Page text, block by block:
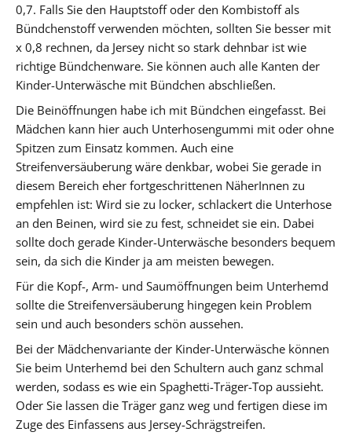
0,7. Falls Sie den Hauptstoff oder den Kombistoff als
Bündchenstoff verwenden möchten, sollten Sie besser mit
x 0,8 rechnen, da Jersey nicht so stark dehnbar ist wie
richtige Bündchenware. Sie können auch alle Kanten der
Kinder-Unterwäsche mit Bündchen abschließen.
Die Beinöffnungen habe ich mit Bündchen eingefasst. Bei
Mädchen kann hier auch Unterhosengummi mit oder ohne
Spitzen zum Einsatz kommen. Auch eine
Streifenversäuberung wäre denkbar, wobei Sie gerade in
diesem Bereich eher fortgeschrittenen NäherInnen zu
empfehlen ist: Wird sie zu locker, schlackert die Unterhose
an den Beinen, wird sie zu fest, schneidet sie ein. Dabei
sollte doch gerade Kinder-Unterwäsche besonders bequem
sein, da sich die Kinder ja am meisten bewegen.
Für die Kopf-, Arm- und Saumöffnungen beim Unterhemd
sollte die Streifenversäuberung hingegen kein Problem
sein und auch besonders schön aussehen.
Bei der Mädchenvariante der Kinder-Unterwäsche können
Sie beim Unterhemd bei den Schultern auch ganz schmal
werden, sodass es wie ein Spaghetti-Träger-Top aussieht.
Oder Sie lassen die Träger ganz weg und fertigen diese im
Zuge des Einfassens aus Jersey-Schrägstreifen.